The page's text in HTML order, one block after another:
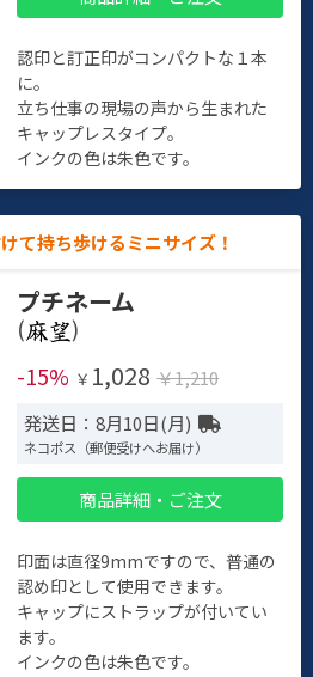
認印と訂正印がコンパクトな１本
に。
立ち仕事の現場の声から生まれた
キャップレスタイプ。
インクの色は朱色です。
て持ち歩けるミニサイズ！
プチネーム
(
)
-15% ￥ 1,028 ￥1,210
発送日：8月10日(月)
ネコポス（郵便受けへお届け）
商品詳細・ご注文
印面は直径9mmですので、普通の
認め印として使用できます。
キャップにストラップが付いてい
ます。
インクの色は朱色です。